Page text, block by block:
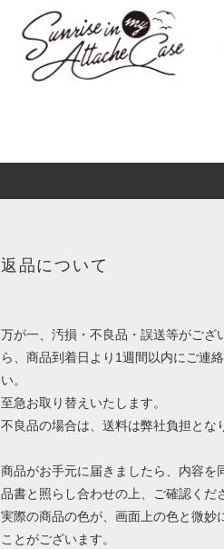
返品について
万が一、汚損・不良品・誤送等がござ
ら、商品到着日より1週間以内にご連
い。
至急お取り替えいたします。
不良品の場合は、送料は弊社負担とな
商品がお手元に届きましたら、内容を
品書と照らし合わせの上、ご確認くだ
実際の商品の色が、画面上の色と微妙
ことがございます。